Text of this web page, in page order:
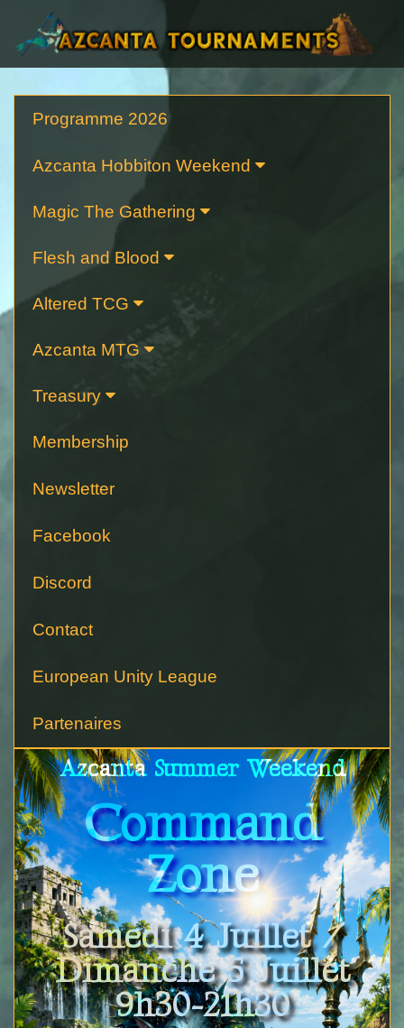
Programme 2026
Azcanta Hobbiton Weekend
Magic The Gathering
Flesh and Blood
Altered TCG
Azcanta MTG
Treasury
Membership
Newsletter
Facebook
Discord
Contact
European Unity League
Partenaires
Azcanta Summer Weekend
Command
Zone
Samedi 4 Juillet /
Dimanche 5 Juillet
9h30-21h30